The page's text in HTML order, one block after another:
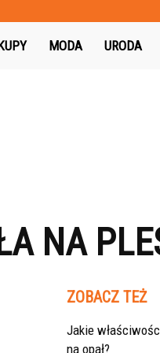
MODA URODA
NA
ZOBACZ TEŻ
Jakie
na opał?